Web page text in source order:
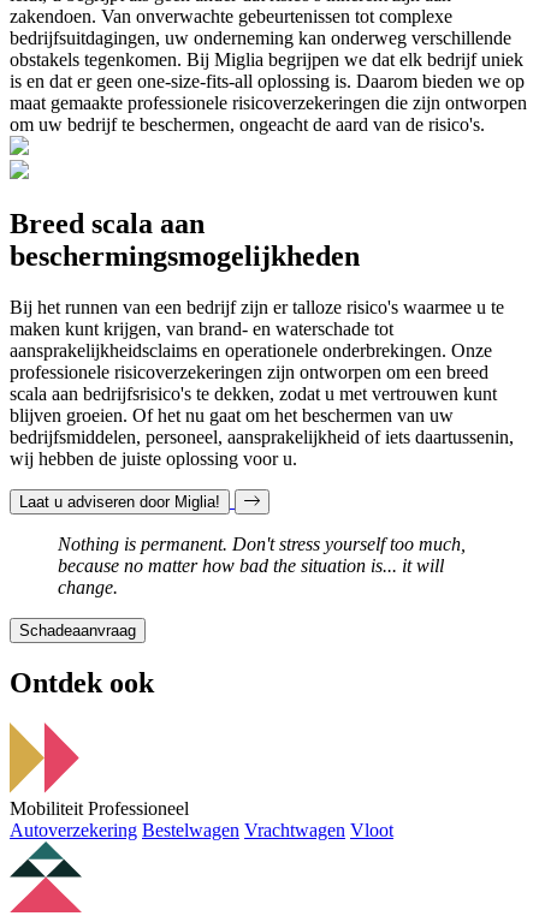
zakendoen. Van onverwachte gebeurtenissen tot complexe
bedrijfsuitdagingen, uw onderneming kan onderweg verschillende
obstakels tegenkomen. Bij Miglia begrijpen we dat elk bedrijf uniek
is en dat er geen one-size-fits-all oplossing is. Daarom bieden we op
maat gemaakte professionele risicoverzekeringen die zijn ontworpen
om uw bedrijf te beschermen, ongeacht de aard van de risico's.
Breed scala aan
beschermingsmogelijkheden
Bij het runnen van een bedrijf zijn er talloze risico's waarmee u te
maken kunt krijgen, van brand- en waterschade tot
aansprakelijkheidsclaims en operationele onderbrekingen. Onze
professionele risicoverzekeringen zijn ontworpen om een breed
scala aan bedrijfsrisico's te dekken, zodat u met vertrouwen kunt
blijven groeien. Of het nu gaat om het beschermen van uw
bedrijfsmiddelen, personeel, aansprakelijkheid of iets daartussenin,
wij hebben de juiste oplossing voor u.
Laat u adviseren door Miglia!
Nothing is permanent. Don't stress yourself too much,
because no matter how bad the situation is... it will
change.
Schadeaanvraag
Ontdek ook
Mobiliteit Professioneel
Autoverzekering Bestelwagen Vrachtwagen Vloot